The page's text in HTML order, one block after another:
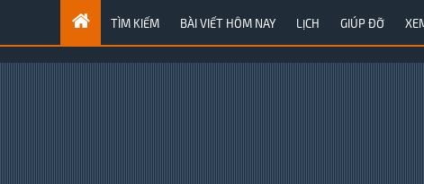
TÌM KIẾM BÀI VIẾT HÔM NAY LỊCH GIÚP ĐỠ